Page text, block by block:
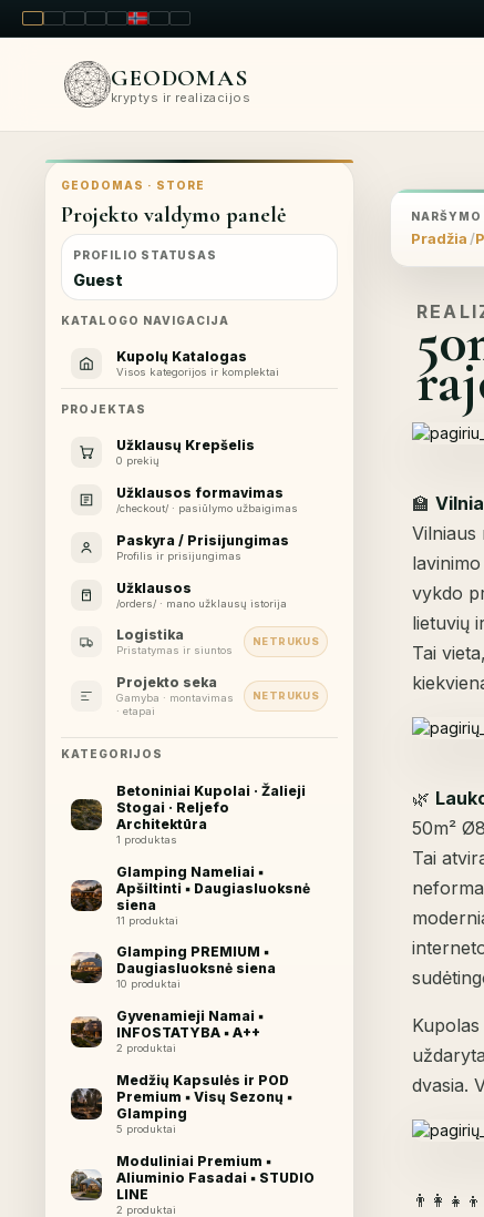
LT ENPL FR RUNOSKRO
GEODOMAS
kryptys ir realizacijos
GEODOMAS · STORE
Projekto valdymo panelė
PROFILIO STATUSAS
Guest
KATALOGO NAVIGACIJA
Kupolų Katalogas
Visos kategorijos ir komplektai
PROJEKTAS
Užklausų Krepšelis
0 prekių
Užklausos formavimas
/checkout/ · pasiūlymo užbaigimas
Paskyra / Prisijungimas
Profilis ir prisijungimas
Užklausos
/orders/ · mano užklausų istorija
Logistika
Pristatymas ir siuntos
NETRUKUS
Projekto seka
Gamyba · montavimas
· etapai
NETRUKUS
KATEGORIJOS
Betoniniai Kupolai · Žalieji
Stogai · Reljefo
Architektūra
1 produktas
Glamping Nameliai ▪︎
Apšiltinti ▪︎ Daugiasluoksnė
siena
11 produktai
Glamping PREMIUM ▪︎
Daugiasluoksnė siena
10 produktai
Gyvenamieji Namai ▪︎
INFOSTATYBA ▪︎ A++
2 produktai
Medžių Kapsulės ir POD
Premium ▪︎ Visų Sezonų ▪︎
Glamping
5 produktai
Moduliniai Premium ▪︎
Aliuminio Fasadai ▪︎ STUDIO
LINE
2 produktai
Pradžia
🏫
Vilniaus
vykdo
lietuvių
Tai
🌿
50m²
Tai
dvasia.
👨‍👩‍👧‍👦